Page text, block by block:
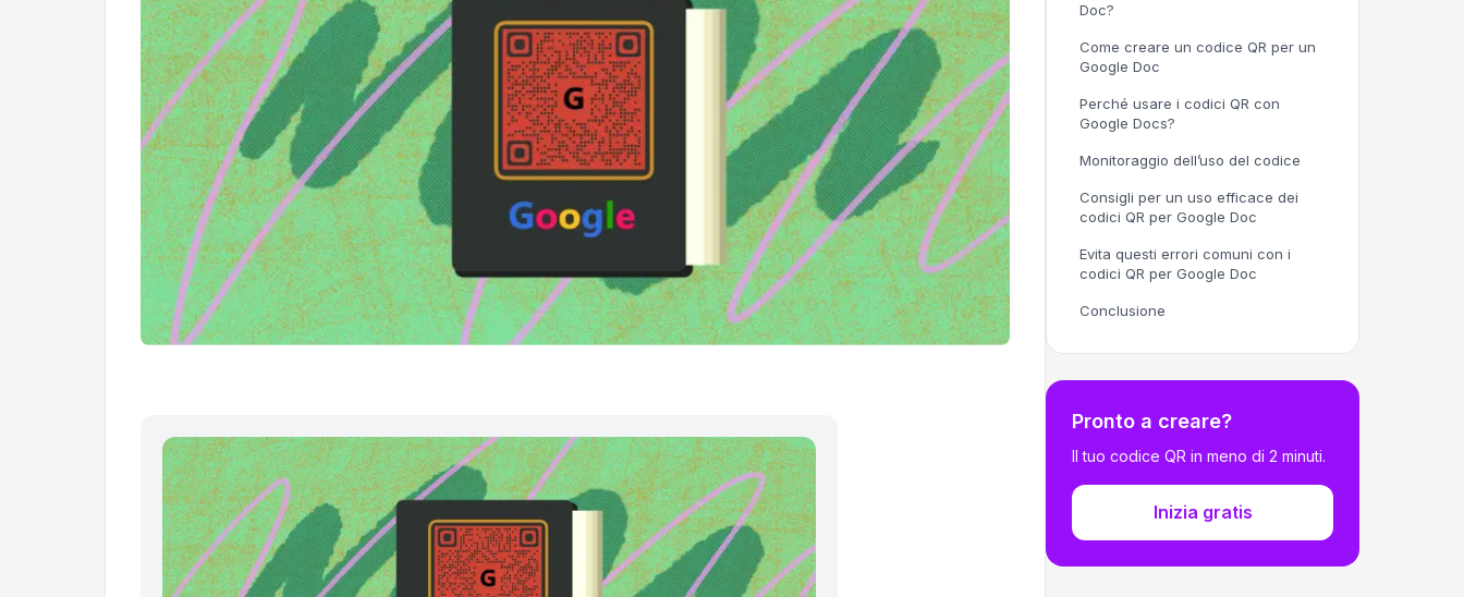
Doc?
Come creare un codice QR per un
Google Doc
Perché usare i codici QR con
Google Docs?
Monitoraggio dell’uso del codice
Consigli per un uso efficace dei
codici QR per Google Doc
Evita questi errori comuni con i
codici QR per Google Doc
Conclusione
Pronto a creare?
Il tuo codice QR in meno di 2 minuti.
Inizia gratis